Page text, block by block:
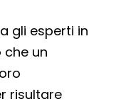
gli esperti in
un
risultare